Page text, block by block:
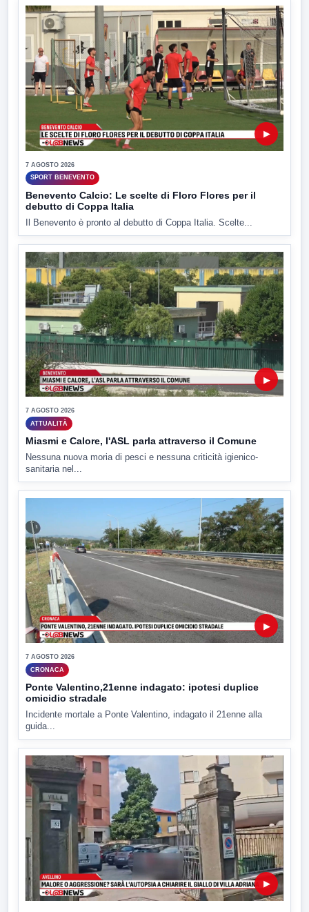
▶
7 AGOSTO 2026
SPORT BENEVENTO
Benevento Calcio: Le scelte di Floro Flores per il
debutto di Coppa Italia
Il Benevento è pronto al debutto di Coppa Italia. Scelte...
▶
7 AGOSTO 2026
ATTUALITÀ
Miasmi e Calore, l'ASL parla attraverso il Comune
Nessuna nuova moria di pesci e nessuna criticità igienico-
sanitaria nel...
▶
7 AGOSTO 2026
CRONACA
Ponte Valentino,21enne indagato: ipotesi duplice
omicidio stradale
Incidente mortale a Ponte Valentino, indagato il 21enne alla
guida...
▶